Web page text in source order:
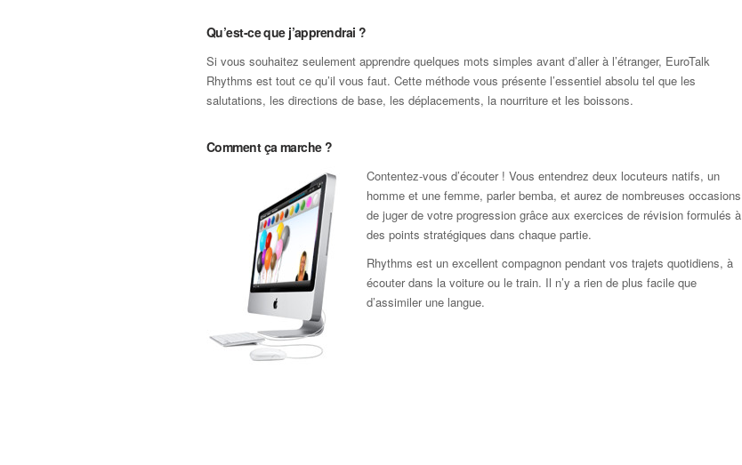
Qu’est-ce que j’apprendrai ?
Si vous souhaitez seulement apprendre quelques mots simples avant d’aller à l’étranger, EuroTalk
Rhythms est tout ce qu’il vous faut. Cette méthode vous présente l’essentiel absolu tel que les
salutations, les directions de base, les déplacements, la nourriture et les boissons.
Comment ça marche ?
Contentez-vous d’écouter ! Vous entendrez deux locuteurs natifs, un
homme et une femme, parler bemba, et aurez de nombreuses occasions
de juger de votre progression grâce aux exercices de révision formulés à
des points stratégiques dans chaque partie.
Rhythms est un excellent compagnon pendant vos trajets quotidiens, à
écouter dans la voiture ou le train. Il n’y a rien de plus facile que
d’assimiler une langue.